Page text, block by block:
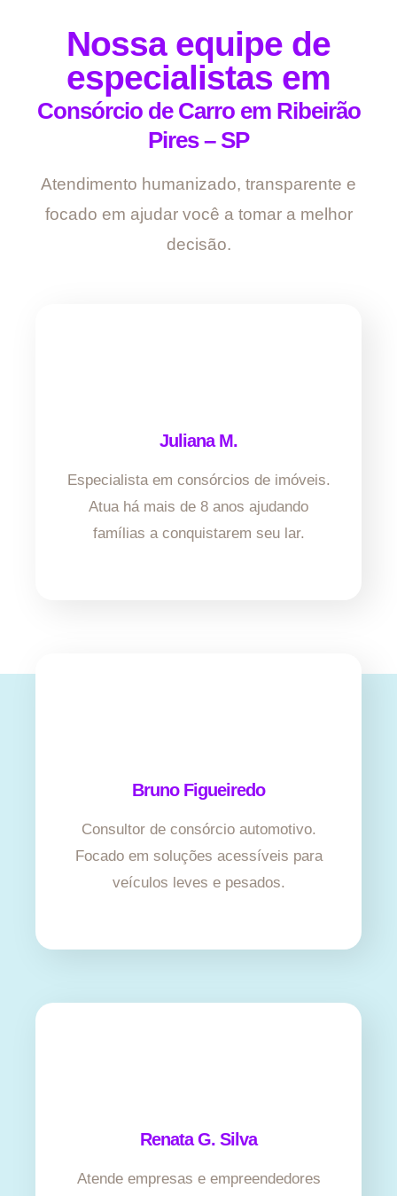
Nossa equipe de
especialistas em
Consórcio de Carro em Ribeirão
Pires – SP
Atendimento humanizado, transparente e
focado em ajudar você a tomar a melhor
decisão.
Juliana M.
Especialista em consórcios de imóveis.
Atua há mais de 8 anos ajudando
famílias a conquistarem seu lar.
Bruno Figueiredo
Consultor de consórcio automotivo.
Focado em soluções acessíveis para
veículos leves e pesados.
Renata G. Silva
Atende empresas e empreendedores